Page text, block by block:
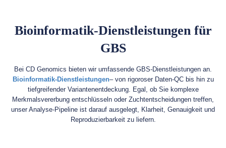
Bioinformatik-Dienstleistungen für
GBS
Bei CD Genomics bieten wir umfassende GBS-Dienstleistungen an.
Bioinformatik-Dienstleistungen– von rigoroser Daten-QC bis hin zu
tiefgreifender Variantenentdeckung. Egal, ob Sie komplexe
Merkmalsvererbung entschlüsseln oder Zuchtentscheidungen treffen,
unser Analyse-Pipeline ist darauf ausgelegt, Klarheit, Genauigkeit und
Reproduzierbarkeit zu liefern.